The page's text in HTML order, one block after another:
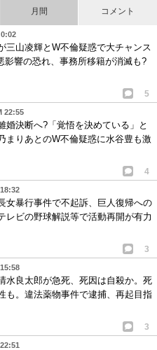
月間 コメント
三山凌輝とW不倫疑惑で大チャンス
影響の恐れ、事務所移籍が消滅も?
5
22:55
婚決断へ?「覚悟を決めている」と
まりあとのW不倫疑惑に水谷豊も激
4
女暴行事件で不起訴、巨人復帰への
レビの野球解説等で活動再開が有力
3
水良太郎が急死、死因は自殺か。死
も。違法薬物事件で逮捕、再起目指
3